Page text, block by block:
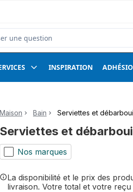
INSPIRATION
Maison Bain Serviettes et
Serviettes et
Nos marques
La disponibilité et le prix des
livraison. Votre total et votre